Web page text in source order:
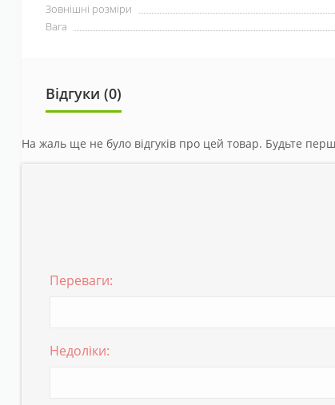
Зовнішні розміри
Вага
Відгуки (0)
На жаль ще не було відгуків про цей товар. Будьте
Переваги:
Недоліки: